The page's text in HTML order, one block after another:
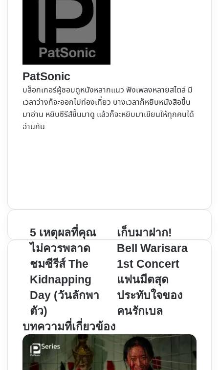
PatSonic
บล็อกเกอร์ผู้ชอบดูหนังหลากแนว ฟังเพลงหลายสไตล์ มี
เวลาว่างก็จะออกไปท่องเที่ยว บางเวลาก็หยิบหนังสือขึ้น
มาอ่าน หยิบซีรีส์ขึ้นมาดู แล้วก็จะหยิบมาเขียนให้ทุกคนได้
อ่านกัน
5
เหตุผล
ที่
คุณ
ไม่
ควร
พลาด
ชม
ซี
รีส์ The
Kidnapping
Day
5 เหตุผลที่คุณ
ไม่ควรพลาด
ชมซีรีส์ The
Kidnapping
Day (วันลักพา
ตัว)
เก็บ
มา
ฝาก!
Bell
Warisara
1st
Concert
แฟน
ประทับ
ใจ
เก็บมาฝาก!
Bell Warisara
1st Concert
แฟนมีตสุด
ประทับใจของ
คนรักเบล
บทความที่เกี่ยวข้อง